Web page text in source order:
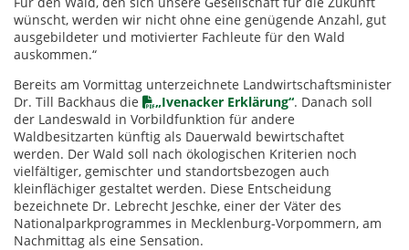
wünscht, werden wir nicht ohne eine genügende Anzahl, gut
ausgebildeter und motivierter Fachleute für den Wald
auskommen.“
Bereits am Vormittag unterzeichnete Landwirtschaftsminister
Dr. Till Backhaus die
„Ivenacker Erklärung“. Danach soll
der Landeswald in Vorbildfunktion für andere
Waldbesitzarten künftig als Dauerwald bewirtschaftet
werden. Der Wald soll nach ökologischen Kriterien noch
vielfältiger, gemischter und standortsbezogen auch
kleinflächiger gestaltet werden. Diese Entscheidung
bezeichnete Dr. Lebrecht Jeschke, einer der Väter des
Nationalparkprogrammes in Mecklenburg-Vorpommern, am
Nachmittag als eine Sensation.